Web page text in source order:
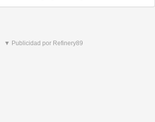
▼ Publicidad por Refinery89